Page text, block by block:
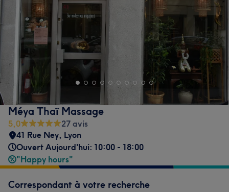
Méya Thaï Massage
5,0
27 avis
41 Rue Ney, Lyon
Ouvert Aujourd'hui: 10:00 - 18:00
"Happy hours"
Correspondant à votre recherche